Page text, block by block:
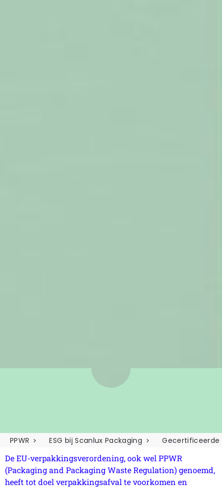
PPWR ESG bij Scanlux Packaging Gecertificeerde
De EU-verpakkingsverordening, ook wel PPWR
(Packaging and Packaging Waste Regulation) genoemd,
heeft tot doel verpakkingsafval te voorkomen en